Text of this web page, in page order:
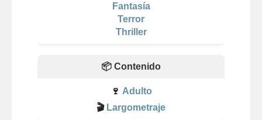
Fantasía
Terror
Thriller
📦 Contenido
🍷 Adulto
🎬 Largometraje